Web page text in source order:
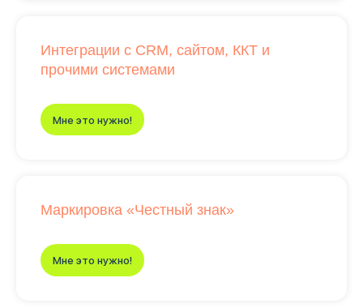
Интеграции с CRM, сайтом, ККТ и
прочими системами
Мне это нужно!
Маркировка «Честный знак»
Мне это нужно!